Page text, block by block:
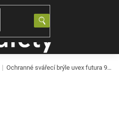
Ochranné svářecí brýle uvex futura 9180141